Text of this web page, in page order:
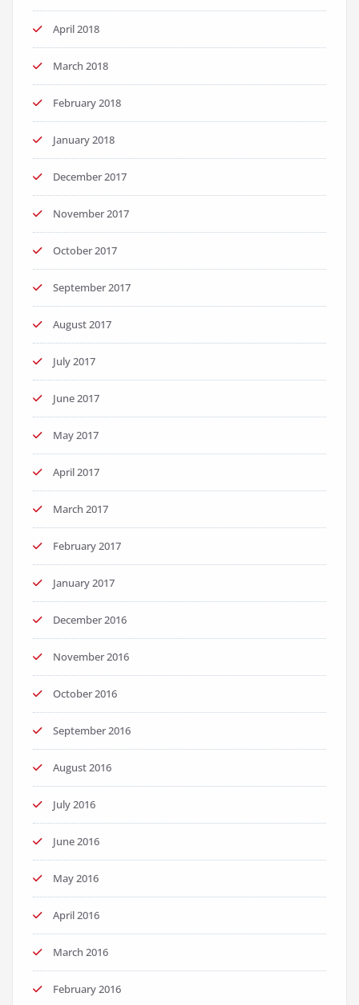
April 2018
March 2018
February 2018
January 2018
December 2017
November 2017
October 2017
September 2017
August 2017
July 2017
June 2017
May 2017
April 2017
March 2017
February 2017
January 2017
December 2016
November 2016
October 2016
September 2016
August 2016
July 2016
June 2016
May 2016
April 2016
March 2016
February 2016